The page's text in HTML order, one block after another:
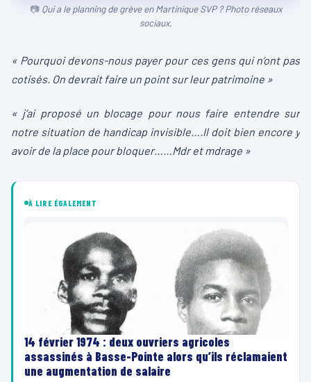
Qui a le planning de grève en Martinique SVP ? Photo réseaux
sociaux.
« Pourquoi devons-nous payer pour ces gens qui n’ont pas
cotisés. On devrait faire un point sur leur patrimoine »
« j’ai proposé un blocage pour nous faire entendre sur
notre situation de handicap invisible….Il doit bien encore y
avoir de la place pour bloquer……Mdr et mdrage »
À LIRE ÉGALEMENT
14 février 1974 : deux ouvriers agricoles
assassinés à Basse-Pointe alors qu’ils réclamaient
une augmentation de salaire